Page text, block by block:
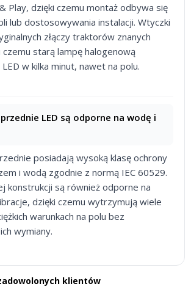
Play, dzięki czemu montaż odbywa się
lub dostosowywania instalacji. Wtyczki
złączy traktorów znanych
czemu starą lampę halogenową
w kilka minut, nawet na polu.
LED są odporne na wodę i
posiadają wysoką klasę ochrony
i wodą zgodnie z normą IEC 60529.
konstrukcji są również odporne na
dzięki czemu wytrzymują wiele
warunkach na polu bez
wymiany.
klientów